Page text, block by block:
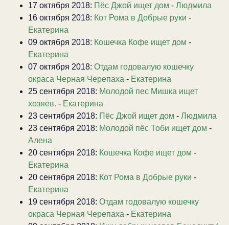
17 октября 2018: Пёс Джой ищет дом - Людмила
16 октября 2018: Кот Рома в Добрые руки -
Екатерина
09 октября 2018: Кошечка Кофе ищет дом -
Екатерина
07 октября 2018: Отдам годовалую кошечку
окраса Черная Черепаха - Екатерина
25 сентября 2018: Молодой пес Мишка ищет
хозяев. - Екатерина
23 сентября 2018: Пёс Джой ищет дом - Людмила
23 сентября 2018: Молодой пёс Тоби ищет дом -
Алена
20 сентября 2018: Кошечка Кофе ищет дом -
Екатерина
20 сентября 2018: Кот Рома в Добрые руки -
Екатерина
19 сентября 2018: Отдам годовалую кошечку
окраса Черная Черепаха - Екатерина